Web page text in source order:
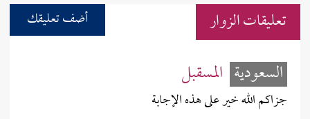
تعليقات الزوار أضف تعليقك
السعودية المسقبل
جزاكم الله خير على هذه الإجابة